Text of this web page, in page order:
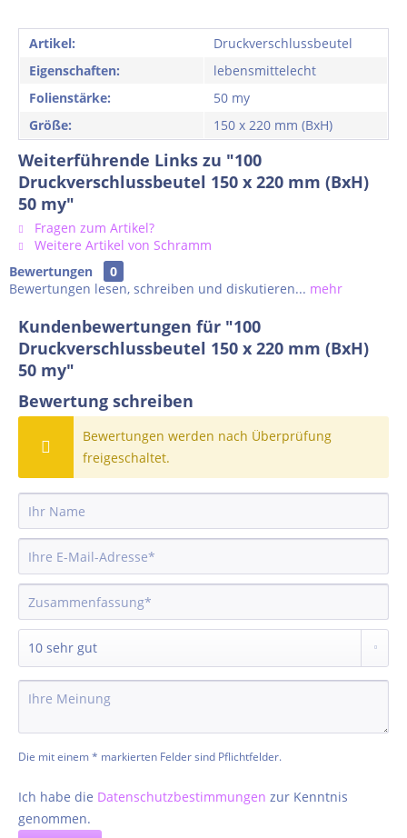
Artikel:
Druckverschlussbeutel
Eigenschaften:
lebensmittelecht
Folienstärke:
50 my
Größe:
150 x 220 mm (BxH)
Weiterführende Links zu "100
Druckverschlussbeutel 150 x 220 mm (BxH)
50 my"
Fragen zum Artikel?
Weitere Artikel von Schramm
Bewertungen
0
Bewertungen lesen, schreiben und diskutieren... mehr
Kundenbewertungen für "100
Druckverschlussbeutel 150 x 220 mm (BxH)
50 my"
Bewertung schreiben
Bewertungen werden nach Überprüfung
freigeschaltet.
Die mit einem * markierten Felder sind Pflichtfelder.
Ich habe die Datenschutzbestimmungen zur Kenntnis
genommen.